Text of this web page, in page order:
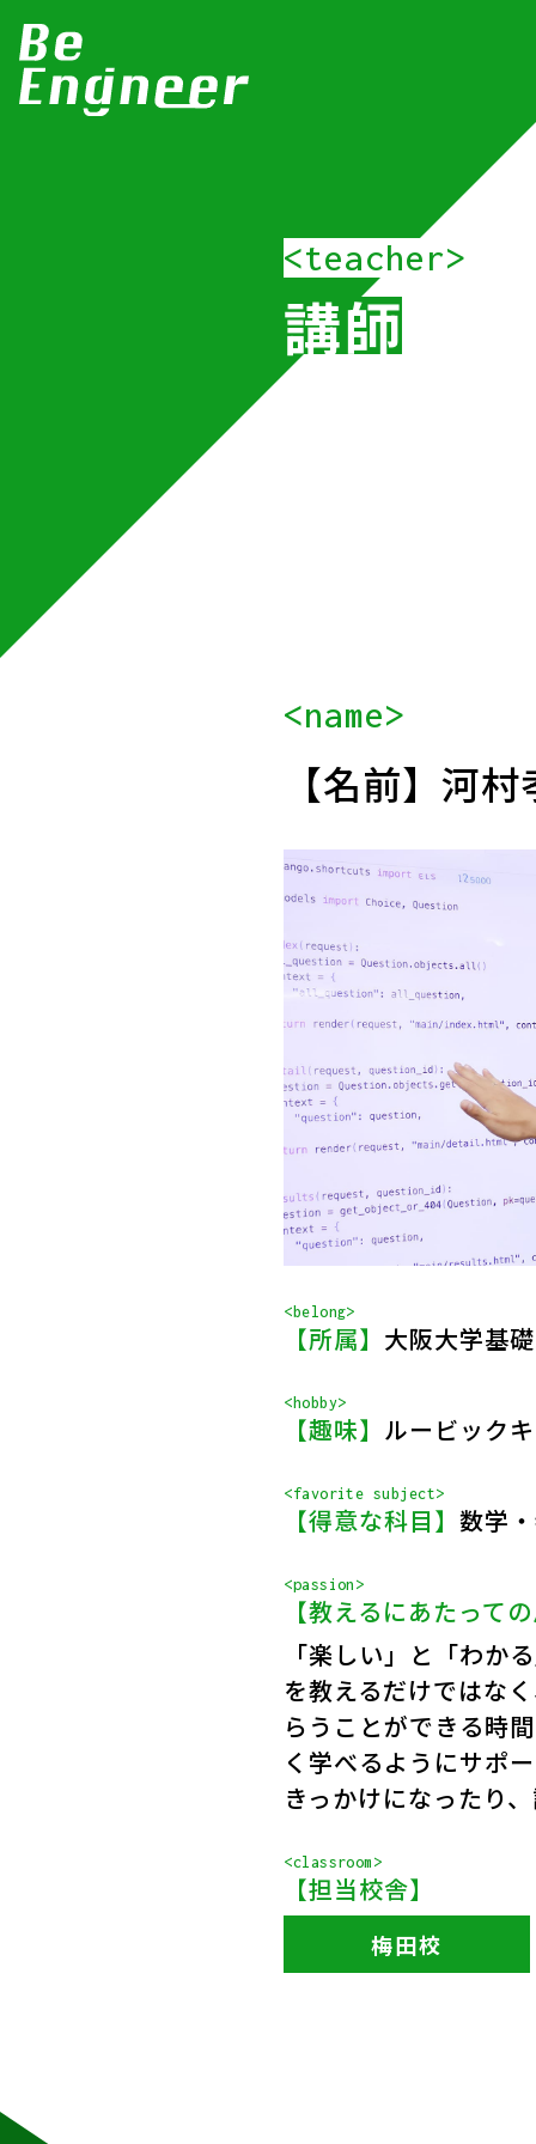
<teacher>
講師
<name>
【名前】河村
<belong>
【所属】 大阪大学基
<hobby>
【趣味】 ルービック
<favorite subject>
【得意な科目】数学
<passion>
【教えるにあたって
「楽しい」と「わか
を教えるだけではな
らうことができる時
く学べるようにサポ
きっかけになったり
<classroom>
【担当校舎】
梅田校